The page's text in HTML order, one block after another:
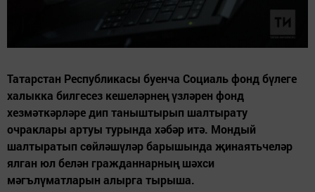
Татарстан Республикасы буенча Социаль фонд бүлеге
халыкка билгесез кешеләрнең үзләрен фонд
хезмәткәрләре дип таныштырып шалтырату
очраклары артуы турында хәбәр итә. Мондый
шалтыратып сөйләшүләр барышында җинаятьчеләр
ялган юл белән гражданнарның шәхси
мәгълүматларын алырга тырыша.